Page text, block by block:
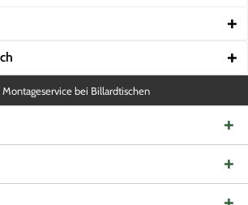
Montageservice bei Billardtischen